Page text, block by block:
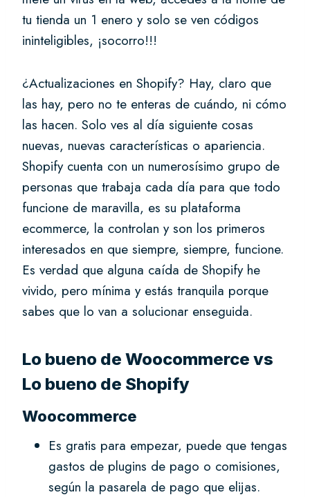
tu tienda un 1 enero y solo se ven códigos
ininteligibles, ¡socorro!!!
¿Actualizaciones en Shopify? Hay, claro que
las hay, pero no te enteras de cuándo, ni cómo
las hacen. Solo ves al día siguiente cosas
nuevas, nuevas características o apariencia.
Shopify cuenta con un numerosísimo grupo de
personas que trabaja cada día para que todo
funcione de maravilla, es su plataforma
ecommerce, la controlan y son los primeros
interesados en que siempre, siempre, funcione.
Es verdad que alguna caída de Shopify he
vivido, pero mínima y estás tranquila porque
sabes que lo van a solucionar enseguida.
Lo bueno de Woocommerce vs
Lo bueno de Shopify
Woocommerce
Es gratis para empezar, puede que tengas
gastos de plugins de pago o comisiones,
según la pasarela de pago que elijas.